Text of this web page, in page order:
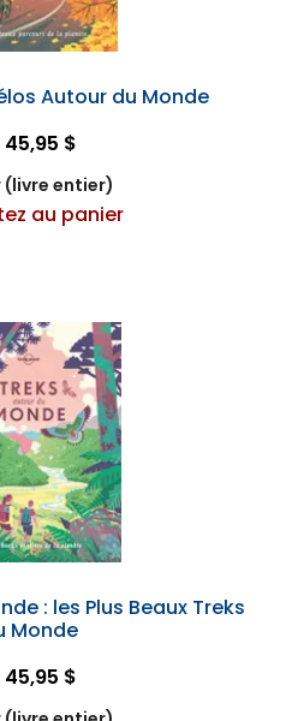
Autour du Monde
45,95 $
(livre entier)
au panier
: les Plus Beaux Treks
Monde
45,95 $